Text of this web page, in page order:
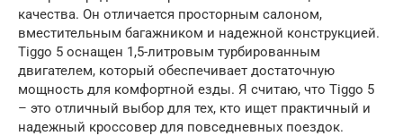
качества. Он отличается просторным салоном,
вместительным багажником и надежной конструкцией.
Tiggo 5 оснащен 1,5-литровым турбированным
двигателем, который обеспечивает достаточную
мощность для комфортной езды. Я считаю, что Tiggo 5
– это отличный выбор для тех, кто ищет практичный и
надежный кроссовер для повседневных поездок.